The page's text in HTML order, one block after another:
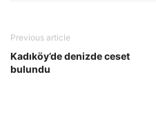
Previous article
Kadıköy’de denizde ceset
bulundu